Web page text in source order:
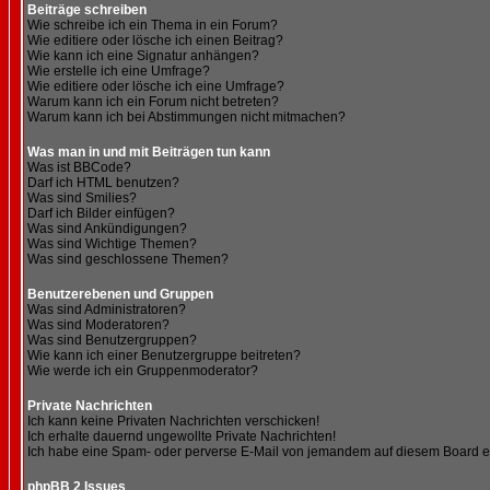
Beiträge schreiben
Wie schreibe ich ein Thema in ein Forum?
Wie editiere oder lösche ich einen Beitrag?
Wie kann ich eine Signatur anhängen?
Wie erstelle ich eine Umfrage?
Wie editiere oder lösche ich eine Umfrage?
Warum kann ich ein Forum nicht betreten?
Warum kann ich bei Abstimmungen nicht mitmachen?
Was man in und mit Beiträgen tun kann
Was ist BBCode?
Darf ich HTML benutzen?
Was sind Smilies?
Darf ich Bilder einfügen?
Was sind Ankündigungen?
Was sind Wichtige Themen?
Was sind geschlossene Themen?
Benutzerebenen und Gruppen
Was sind Administratoren?
Was sind Moderatoren?
Was sind Benutzergruppen?
Wie kann ich einer Benutzergruppe beitreten?
Wie werde ich ein Gruppenmoderator?
Private Nachrichten
Ich kann keine Privaten Nachrichten verschicken!
Ich erhalte dauernd ungewollte Private Nachrichten!
Ich habe eine Spam- oder perverse E-Mail von jemandem auf diesem Board
phpBB 2 Issues